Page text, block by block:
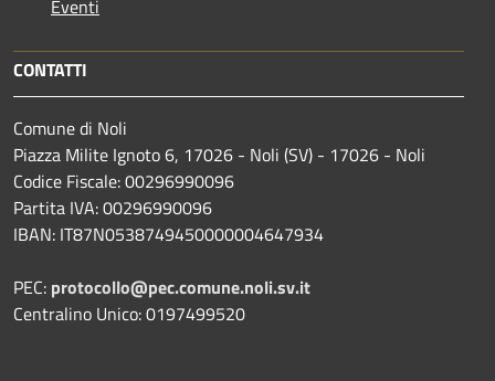
Eventi
CONTATTI
Comune di Noli
Piazza Milite Ignoto 6, 17026 - Noli (SV) - 17026 - Noli
Codice Fiscale: 00296990096
Partita IVA: 00296990096
IBAN: IT87N0538749450000004647934
PEC: protocollo@pec.comune.noli.sv.it
Centralino Unico: 0197499520